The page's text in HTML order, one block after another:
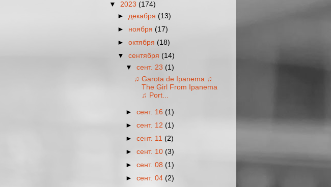
▼ 2023 (174)
► декабря (13)
► ноября (17)
► октября (18)
▼ сентября (14)
▼ сент. 23 (1)
♫ Garota de Ipanema ♫
The Girl From Ipanema
♫ Port...
► сент. 16 (1)
► сент. 12 (1)
► сент. 11 (2)
► сент. 10 (3)
► сент. 08 (1)
► сент. 04 (2)